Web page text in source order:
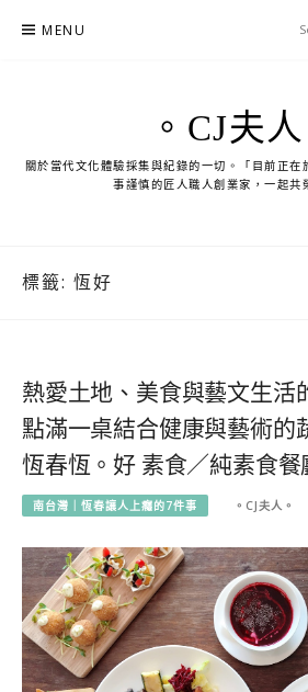
MENU
。CJ夫人
關於當代文化體驗採集與紀錄的一切。「目前正在
事謹慎的匠人職人創業家，一起共
標籤: 恆好
熱愛土地、美食與藝文生活
點滿一桌結合健康與藝術的
恆春恆。好 素食／純素食餐
南台灣｜恆春讓人上癮的7件事 。CJ夫人。